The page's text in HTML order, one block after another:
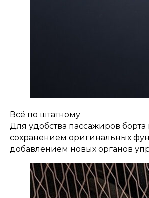
Всё по штатному
Для удобства пассажиров
сохранением оригинальных
добавлением новых органов